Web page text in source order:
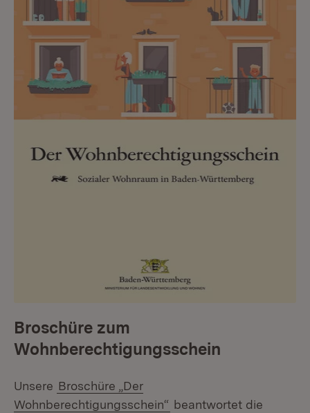
Broschüre zum
Wohnberechtigungsschein
Unsere Broschüre „Der
Wohnberechtigungsschein“ beantwortet die